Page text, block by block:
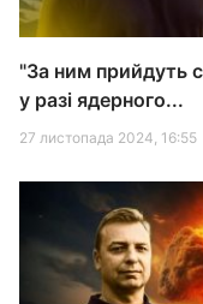
"За ним прийдуть
у разі ядерного...
27 листопада 2024, 16:55